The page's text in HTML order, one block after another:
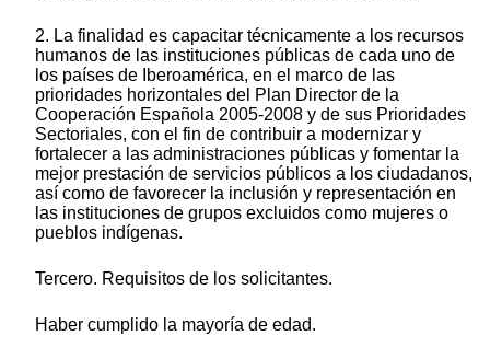
2. La finalidad es capacitar técnicamente a los recursos
humanos de las instituciones públicas de cada uno de
los países de Iberoamérica, en el marco de las
prioridades horizontales del Plan Director de la
Cooperación Española 2005-2008 y de sus Prioridades
Sectoriales, con el fin de contribuir a modernizar y
fortalecer a las administraciones públicas y fomentar la
mejor prestación de servicios públicos a los ciudadanos,
así como de favorecer la inclusión y representación en
las instituciones de grupos excluidos como mujeres o
pueblos indígenas.
Tercero. Requisitos de los solicitantes.
Haber cumplido la mayoría de edad.